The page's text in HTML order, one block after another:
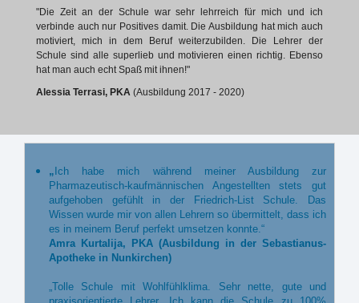
"Die Zeit an der Schule war sehr lehrreich für mich und ich
verbinde auch nur Positives damit. Die Ausbildung hat mich auch
motiviert, mich in dem Beruf weiterzubilden. Die Lehrer der
Schule sind alle superlieb und motivieren einen richtig. Ebenso
hat man auch echt Spaß mit ihnen!"
Alessia Terrasi, PKA (Ausbildung 2017 - 2020)
„ Ich habe mich während meiner Ausbildung zur
Pharmazeutisch-kaufmännischen Angestellten stets gut
aufgehoben gefühlt in der Friedrich-List Schule. Das
Wissen wurde mir von allen Lehrern so übermittelt, dass ich
es in meinem Beruf perfekt umsetzen konnte.“
Amra Kurtalija, PKA (Ausbildung in der Sebastianus-
Apotheke in Nunkirchen)
„Tolle Schule mit Wohlfühlklima. Sehr nette, gute und